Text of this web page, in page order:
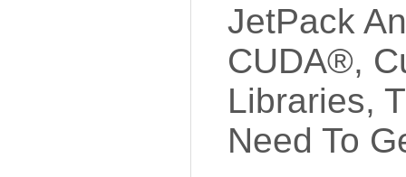
JetPack
CUDA®,
Libraries,
Need To